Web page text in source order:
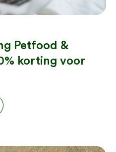
Petfood &
korting voor